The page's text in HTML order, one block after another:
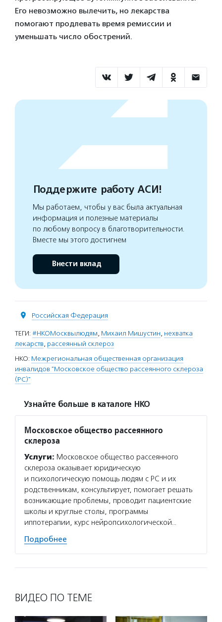
Его невозможно вылечить, но лекарства
помогают продлевать время ремиссии и
уменьшать число обострений.
Поддержите работу АСИ!
Мы работаем, чтобы у вас была актуальная
информация и полезные материалы
по любому вопросу в благотворительности.
Вместе мы этого достигнем
Внести вклад
Российская Федерация
ТЕГИ: #НКОМосквылюдям, Михаил Мишустин, нехватка
лекарств, рассеянный склероз
НКО: Межрегиональная общественная организация
инвалидов "Московское общество рассеянного склероза
(РС)"
Узнайте больше в каталоге НКО
Московское общество рассеянного
склероза
Услуги: Московское общество рассеянного
склероза оказывает юридическую
и психологическую помощь людям с РС и их
родственникам, консультирует, помогает решать
возникающие проблемы, проводит пациентские
школы и круглые столы, программы
иппотерапии, курс нейропсихологической…
Подробнее
ВИДЕО ПО ТЕМЕ